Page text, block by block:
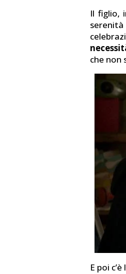
Il figlio,
che non
E poi